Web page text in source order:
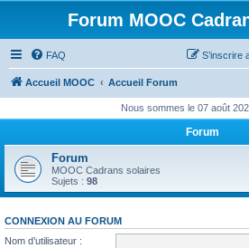
Forum MOOC
FAQ S’inscrire
Accueil MOOC Accueil Forum
Nous sommes le 07 août
Forum
Forum
MOOC Cadrans solaires
Sujets : 98
CONNEXION AU FORUM
Nom d’utilisateur :